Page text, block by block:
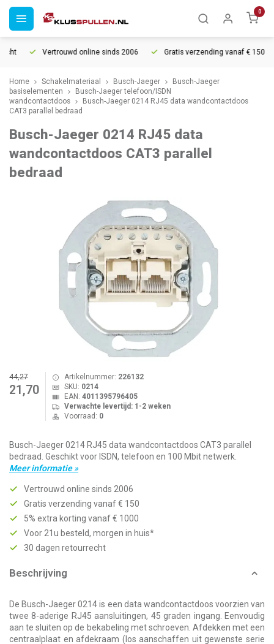
0
Vertrouwd online sinds 2006 Gratis verzending vanaf € 150
Home Schakelmateriaal Busch-Jaeger
Busch-Jaeger
basiselementen
Busch-Jaeger telefoon/ISDN
wandcontactdoos
Busch-Jaeger 0214 RJ45 data wandcontactdoos
CAT3 parallel bedraad
Busch-Jaeger 0214 RJ45 data
wandcontactdoos CAT3 parallel
bedraad
44,27
21,70
Artikelnummer: 226132
SKU: 0214
EAN: 4011395796405
Verwachte levertijd: 1-2 weken
Voorraad: 0
Busch-Jaeger 0214 RJ45 data wandcontactdoos CAT3 parallel
bedraad. Geschikt voor ISDN, telefoon en 100 Mbit netwerk.
Meer informatie »
Vertrouwd online sinds 2006
Gratis verzending vanaf € 150
5% extra korting vanaf € 1000
Voor 21u besteld, morgen in huis*
30 dagen retourrecht
Beschrijving
De Busch-Jaeger 0214 is een data wandcontactdoos voorzien van
twee 8-aderige RJ45 aansluitingen, 45 graden ingang. Eenvoudig
aan te sluiten op de bekabeling met schroeven. Afdekken met een
centraalplaat en afdekraam (los aanschaffen uit gewenste serie